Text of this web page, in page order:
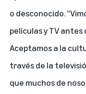
o desconocido.
películas y TV antes
Aceptamos a la
través de la
que muchos de